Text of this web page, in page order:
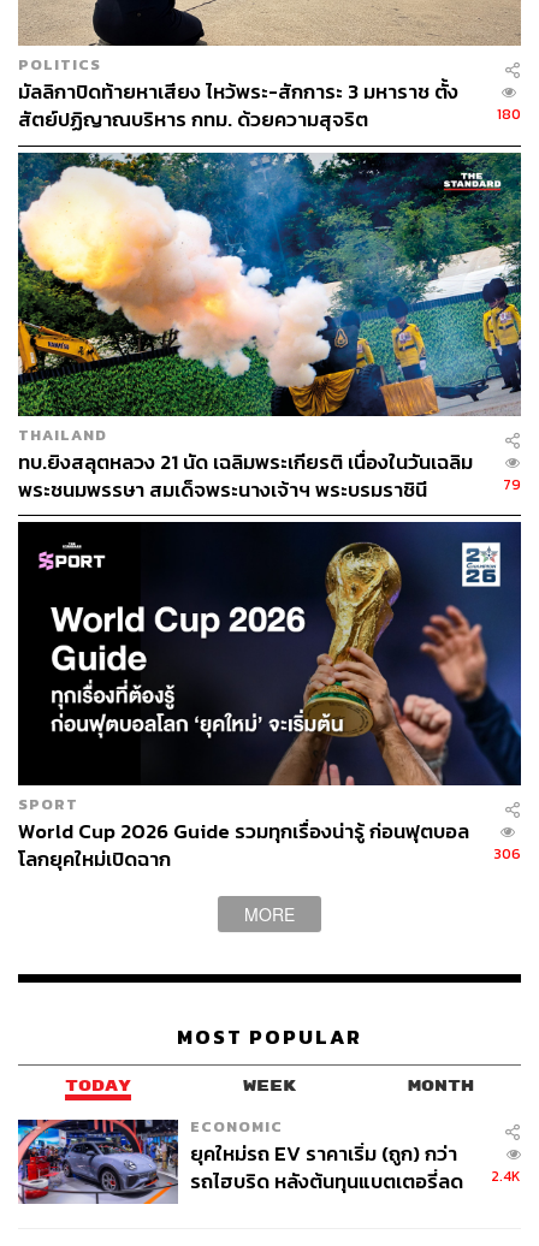
จาก ‘ลายคราม’ สู่วงดนตรี ‘อ.ส. วันศุกร์’
เป็นที่ทราบกันดีว่าพระบาทสมเด็จพระปรมินทรมหาภูมิพล
อดุลยเดช บรมนาถบพิตร ทรงเริ่มเรียนดนตรีตั้งแต่พระ
ชนมายุ 13 พรรษา ขณะประทับอยู่ที่ประเทศสวิตเซอร์แลนด์
โดยทรงเรียนทั้งการเขียนโน้ต การบรรเลงดนตรีสากลต่างๆ
ในแนวทางของเพลงคลาสสิก และเมื่อทรงสนพระราชหฤทัย
ในดนตรีแจ๊ซจึงได้ทรงฝึกด้วยพระองค์เองโดยทรงเป่าแซกโซ
โฟนสอดแทรกกับแผ่นเสียงของนักดนตรีชื่อดังจนกระทั่งเกิด
ความชำนาญ นอกจากนี้ยังทรงฝึกเปียโนและกีตาร์เพิ่มเติม
ในภายหลังเพื่อใช้ประกอบการพระราชนิพนธ์เพลงและทรง
ดนตรีร่วมกับวงดนตรีส่วนพระองค์
สำหรับวงดนตรีที่ทรงก่อตั้งขึ้นเมื่อครั้งเสด็จนิวัติ
ประเทศไทยในปี 2494 ณ พระที่นั่งอัมพรสถาน พระราชวัง
ดุสิต คราแรกนั้นใช้ชื่อว่า ‘วงลายคราม’ ตามสมาชิกในวงที่
ล้วนเป็นพระราชวงศ์ชั้นผู้ใหญ่ซึ่งทรงคุ้นเคยมาตั้งแต่ยังทรง
พระเยาว์ โดยนิยมบรรเลงแนวดิกซีแลนด์แจ๊ซที่สนุกสนาน
เบิกบาน ต่อมาภายหลัง
แมนรัตน์ ศรีกรานนท์ได้ดำเนินการ
หาสมาชิกมาถวายงานเพิ่มเติม เพราะนักดนตรีกิตติมศักดิ์
ทรงพระชรา ไม่สามารถร่วมบรรเลงฝีมือได้อย่างเต็มที่ ซึ่ง
พระองค์พระราชทานชื่อวงใหม่ว่า ‘วง อ.ส. วันศุกร์’
POLITICS
มัลลิกาปิดท้ายหาเสียง ไหว้พระ-สักการะ 3 มหาราช ตั้ง
สัตย์ปฏิญาณบริหาร กทม. ด้วยความสุจริต
180
THAILAND
ทบ.ยิงสลุตหลวง 21 นัด เฉลิมพระเกียรติ เนื่องในวันเฉลิม
พระชนมพรรษา สมเด็จพระนางเจ้าฯ พระบรมราชินี
79
SPORT
World Cup 2026 Guide รวมทุกเรื่องน่ารู้ ก่อนฟุตบอล
โลกยุคใหม่เปิดฉาก
306
MORE
MOST POPULAR
TODAY WEEK MONTH
ECONOMIC
ยุคใหม่รถ EV ราคาเริ่ม (ถูก) กว่า
รถไฮบริด หลังต้นทุนแบตเตอรี่ลด
2.4K